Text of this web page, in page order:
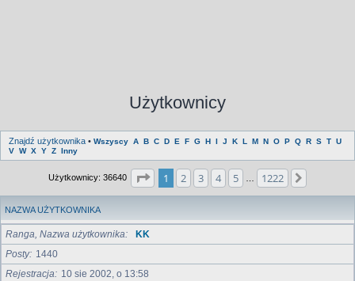
Użytkownicy
Znajdź użytkownika • Wszyscy A B C D E F G H I J K L M N O P Q R S T U
V W X Y Z Inny
Użytkownicy: 36640 Strona1 z1222
1 2 3 4 5 1222
NAZWA UŻYTKOWNIKA
Ranga, Nazwa użytkownika
KK
Posty
1440
Rejestracja
10 sie 2002, o 13:58